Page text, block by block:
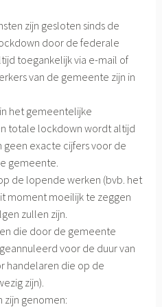
zijn gesloten sinds de
door de federale
toegankelijk via e-mail of
van de gemeente zijn in
het gemeentelijke
totale lockdown wordt altijd
exacte cijfers voor de
gemeente.
de lopende werken (bvb. het
moment moeilijk te zeggen
zullen zijn.
die door de gemeente
voor de duur van
handelaren die op de
zijn).
zijn genomen: